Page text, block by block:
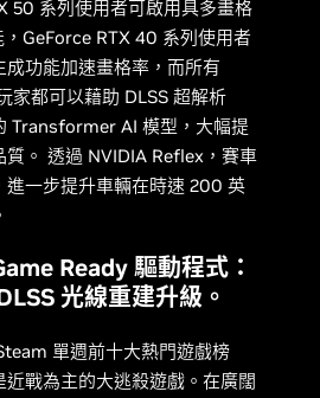
50 系列使用者可啟用具多畫格
GeForce RTX 40 系列使用者
成功能加速畫格率，而所有
家都可以藉助 DLSS 超解析
Transformer AI 模型，大幅提
質。 透過 NVIDIA Reflex，賽車
進一步提升車輛在時速 200 英
Ready 驅動程式：
光線重建升級。
單週前十大熱門遊戲榜
近戰為主的大逃殺遊戲。在廣闊